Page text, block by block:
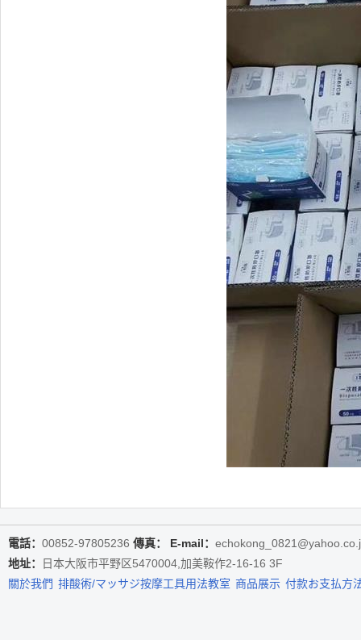
電話： 00852-97805236 傳真： E-mail：
地址：
日本大阪市平野区5470004,加美鞍作2-16-16 3F
關於我們 排酸術/マッサジ按摩工具用法教室 商品展示 付款お支払方